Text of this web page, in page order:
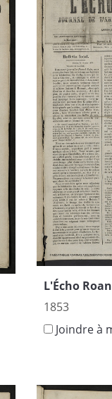
L'Écho
1853
Joindre à